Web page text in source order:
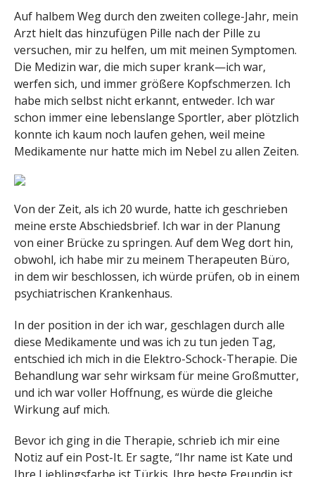
Auf halbem Weg durch den zweiten college-Jahr, mein
Arzt hielt das hinzufügen Pille nach der Pille zu
versuchen, mir zu helfen, um mit meinen Symptomen.
Die Medizin war, die mich super krank—ich war,
werfen sich, und immer größere Kopfschmerzen. Ich
habe mich selbst nicht erkannt, entweder. Ich war
schon immer eine lebenslange Sportler, aber plötzlich
konnte ich kaum noch laufen gehen, weil meine
Medikamente nur hatte mich im Nebel zu allen Zeiten.
Von der Zeit, als ich 20 wurde, hatte ich geschrieben
meine erste Abschiedsbrief. Ich war in der Planung
von einer Brücke zu springen. Auf dem Weg dort hin,
obwohl, ich habe mir zu meinem Therapeuten Büro,
in dem wir beschlossen, ich würde prüfen, ob in einem
psychiatrischen Krankenhaus.
In der position in der ich war, geschlagen durch alle
diese Medikamente und was ich zu tun jeden Tag,
entschied ich mich in die Elektro-Schock-Therapie. Die
Behandlung war sehr wirksam für meine Großmutter,
und ich war voller Hoffnung, es würde die gleiche
Wirkung auf mich.
Bevor ich ging in die Therapie, schrieb ich mir eine
Notiz auf ein Post-It. Er sagte, “Ihr name ist Kate und